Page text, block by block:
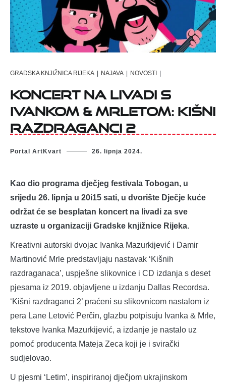
GRADSKA KNJIŽNICA RIJEKA | NAJAVA | NOVOSTI |
Koncert na livadi s
Ivankom & Mrletom: Kišni
razdraganci 2
Portal ArtKvart 26. lipnja 2024.
Kao dio programa dječjeg festivala Tobogan, u
srijedu 26. lipnja u 20i15 sati, u dvorište Dječje kuće
održat će se besplatan koncert na livadi za sve
uzraste u organizaciji Gradske knjižnice Rijeka.
Kreativni autorski dvojac Ivanka Mazurkijević i Damir
Martinović Mrle predstavljaju nastavak ‘Kišnih
razdraganaca’, uspješne slikovnice i CD izdanja s deset
pjesama iz 2019. objavljene u izdanju Dallas Recordsa.
‘Kišni razdraganci 2’ praćeni su slikovnicom nastalom iz
pera Lane Letović Perčin, glazbu potpisuju Ivanka & Mrle,
tekstove Ivanka Mazurkijević, a izdanje je nastalo uz
pomoć producenta Mateja Zeca koji je i svirački
sudjelovao.
U pjesmi ‘Letim’, inspiriranoj dječjom ukrajinskom